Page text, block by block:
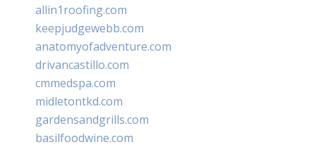
allin1roofing.com
keepjudgewebb.com
anatomyofadventure.com
drivancastillo.com
cmmedspa.com
midletontkd.com
gardensandgrills.com
basilfoodwine.com